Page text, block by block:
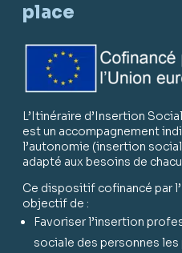
place
L’Itinéraire d’Insertion
est un accompagnement
l’autonomie (insertion
adapté aux besoins de
Ce dispositif cofinancé par
objectif de :
Favoriser l’insertion
sociale des personnes les